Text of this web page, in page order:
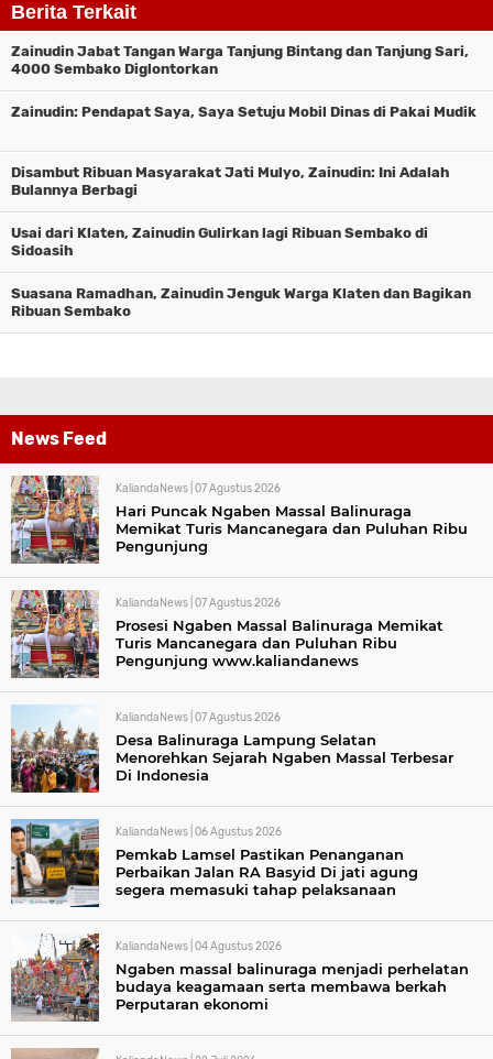
Berita Terkait
Zainudin Jabat Tangan Warga Tanjung Bintang dan Tanjung Sari,
4000 Sembako Diglontorkan
Zainudin: Pendapat Saya, Saya Setuju Mobil Dinas di Pakai Mudik
Disambut Ribuan Masyarakat Jati Mulyo, Zainudin: Ini Adalah
Bulannya Berbagi
Usai dari Klaten, Zainudin Gulirkan lagi Ribuan Sembako di
Sidoasih
Suasana Ramadhan, Zainudin Jenguk Warga Klaten dan Bagikan
Ribuan Sembako
News Feed
KaliandaNews | 07 Agustus 2026
Hari Puncak Ngaben Massal Balinuraga
Memikat Turis Mancanegara dan Puluhan Ribu
Pengunjung
KaliandaNews | 07 Agustus 2026
Prosesi Ngaben Massal Balinuraga Memikat
Turis Mancanegara dan Puluhan Ribu
Pengunjung www.kaliandanews
KaliandaNews | 07 Agustus 2026
Desa Balinuraga Lampung Selatan
Menorehkan Sejarah Ngaben Massal Terbesar
Di Indonesia
KaliandaNews | 06 Agustus 2026
Pemkab Lamsel Pastikan Penanganan
Perbaikan Jalan RA Basyid Di jati agung
segera memasuki tahap pelaksanaan
KaliandaNews | 04 Agustus 2026
Ngaben massal balinuraga menjadi perhelatan
budaya keagamaan serta membawa berkah
Perputaran ekonomi